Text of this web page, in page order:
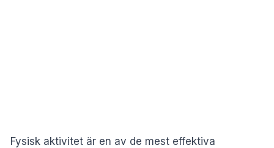
Fysisk aktivitet är en av de mest effektiva